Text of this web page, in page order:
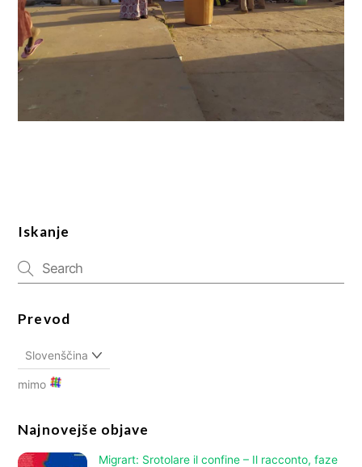
Iskanje
Prevod
mimo
Najnovejše objave
Migrart: Srotolare il confine – Il racconto, faze